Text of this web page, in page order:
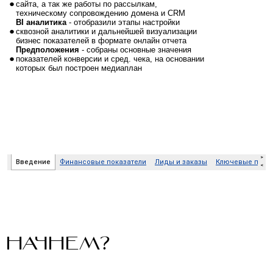
НАЧНЕМ?